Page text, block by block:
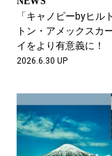
#LIFESTYLE
#SPORTS
「キャノピーbyヒ
トン・アメックスカ
イをより有意義に！
2026.6.30 UP